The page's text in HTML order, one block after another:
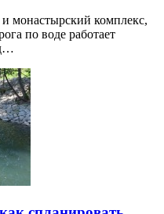
монастырский комплекс,
по воде работает